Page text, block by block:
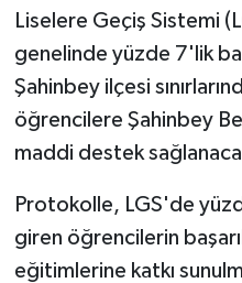
Liselere Geçiş Sistemi
genelinde yüzde 7'lik
Şahinbey ilçesi
öğrencilere Şahinbey
maddi destek
Protokolle, LGS'de
giren öğrencilerin
eğitimlerine katkı